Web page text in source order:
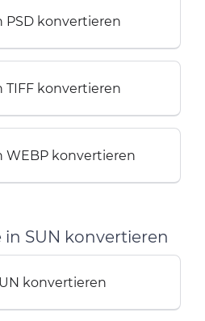
PSD konvertieren
TIFF konvertieren
WEBP konvertieren
SUN konvertieren
konvertieren